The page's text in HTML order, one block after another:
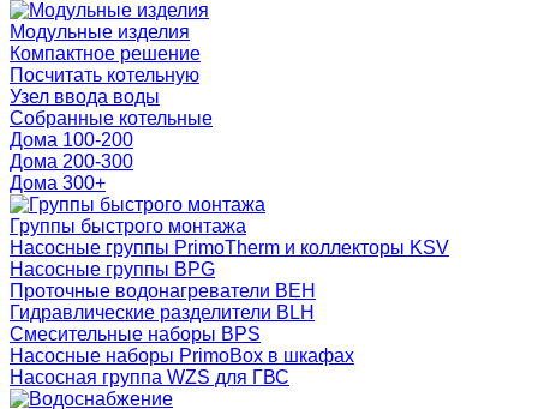
Модульные изделия
Компактное решение
Посчитать котельную
Узел ввода воды
Собранные котельные
Дома 100-200
Дома 200-300
Дома 300+
Группы быстрого монтажа
Насосные группы PrimoTherm и коллекторы KSV
Насосные группы BPG
Проточные водонагреватели BEH
Гидравлические разделители BLH
Смесительные наборы BPS
Насосные наборы PrimoBox в шкафах
Насосная группа WZS для ГВС